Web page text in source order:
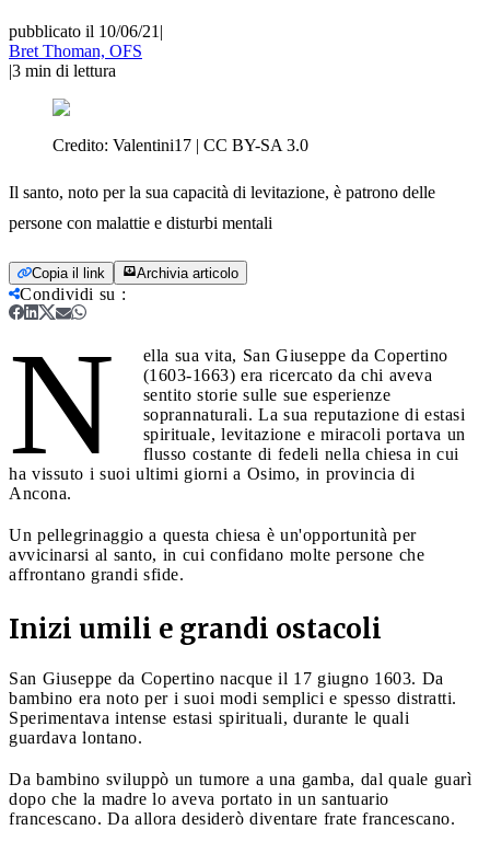
pubblicato il 10/06/21 |
Bret Thoman, OFS
|3 min di lettura
Credito: Valentini17 | CC BY-SA 3.0
Il santo, noto per la sua capacità di levitazione, è patrono delle
persone con malattie e disturbi mentali
Copia il link Archivia articolo
Condividi su :
N
ella sua vita, San Giuseppe da Copertino
(1603-1663) era ricercato da chi aveva
sentito storie sulle sue esperienze
soprannaturali. La sua reputazione di estasi
spirituale, levitazione e miracoli portava un
flusso costante di fedeli nella chiesa in cui
ha vissuto i suoi ultimi giorni a Osimo, in provincia di
Ancona.
Un pellegrinaggio a questa chiesa è un'opportunità per
avvicinarsi al santo, in cui confidano molte persone che
affrontano grandi sfide.
Inizi umili e grandi ostacoli
San Giuseppe da Copertino nacque il 17 giugno 1603. Da
bambino era noto per i suoi modi semplici e spesso distratti.
Sperimentava intense estasi spirituali, durante le quali
guardava lontano.
Da bambino sviluppò un tumore a una gamba, dal quale guarì
dopo che la madre lo aveva portato in un santuario
francescano. Da allora desiderò diventare frate francescano.